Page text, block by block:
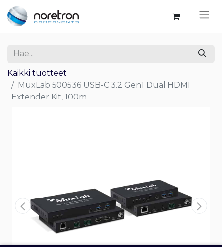
Kaikki tuotteet
MuxLab 500536 USB-C 3.2 Gen1 Dual HDMI
Extender Kit, 100m